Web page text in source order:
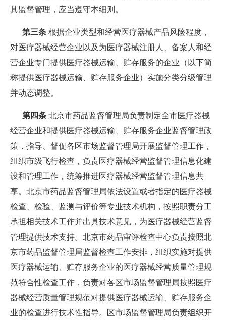
其监督管理，应当遵守本细则。
第三条 根据企业类型和经营医疗器械产品风险程度，
对医疗器械经营企业以及为医疗器械注册人、备案人和经
营企业专门提供医疗器械运输、贮存服务的企业（以下简
称提供医疗器械运输、贮存服务企业）实施分类分级管理
并动态调整。
第四条 北京市药品监督管理局负责制定全市医疗器械
经营企业和提供医疗器械运输、贮存服务企业监督管理政
策，指导、督促各区市场监督管理局开展监督管理工作，
组织市级飞行检查，负责医疗器械经营监督管理信息化建
设和管理工作，统筹推进医疗器械经营监督管理信息共
享。北京市药品监督管理局依法设置或者指定的医疗器械
检查、检验、监测与评价等专业技术机构，按照职责分工
承担相关技术工作并出具技术意见，为医疗器械经营监督
管理提供技术支持。北京市药品审评检查中心负责按照北
京市药品监督管理局监督检查工作安排，组织实施对提供
医疗器械运输、贮存服务企业的医疗器械经营质量管理规
范符合性检查工作，负责对各区市场监督管理局按照医疗
器械经营质量管理规范对提供医疗器械运输、贮存服务企
业的检查进行技术性指导。区市场监督管理局负责组织开